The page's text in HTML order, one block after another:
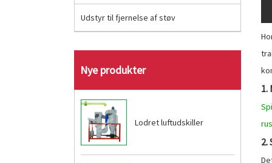
Udstyr til fjernelse af støv
Nye produkter
Lodret luftudskiller
1.
2.